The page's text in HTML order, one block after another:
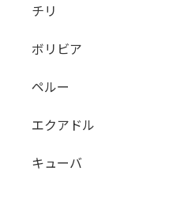
チリ
ボリビア
ペルー
エクアドル
キューバ